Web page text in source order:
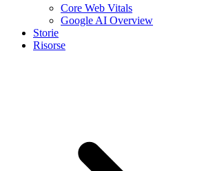
Core Web Vitals
Google AI Overview
Storie
Risorse